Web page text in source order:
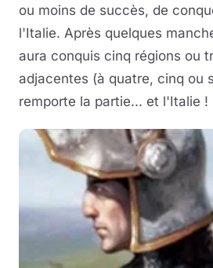
ou moins de succès, de
l'Italie. Après quelques
aura conquis cinq régions ou
adjacentes (à quatre, cinq ou
remporte la partie... et l'Italie !